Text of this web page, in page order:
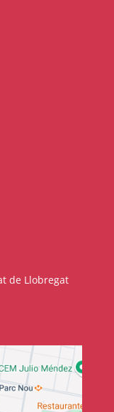
de Llobregat